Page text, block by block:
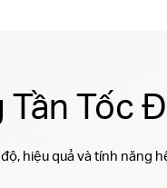
Tần Tốc
hiệu quả và tính năng